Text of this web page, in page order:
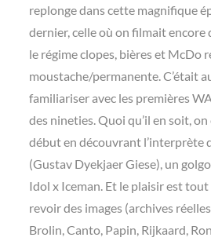
replonge dans cette magnifique
dernier, celle où on filmait encore
le régime clopes, bières et McDo
moustache/permanente. C’était
familiariser avec les premières
des nineties. Quoi qu’il en soit,
début en découvrant l’interprète
(Gustav Dyekjaer Giese), un
Idol x Iceman. Et le plaisir est
revoir des images (archives
Brolin, Canto, Papin, Rijkaard,